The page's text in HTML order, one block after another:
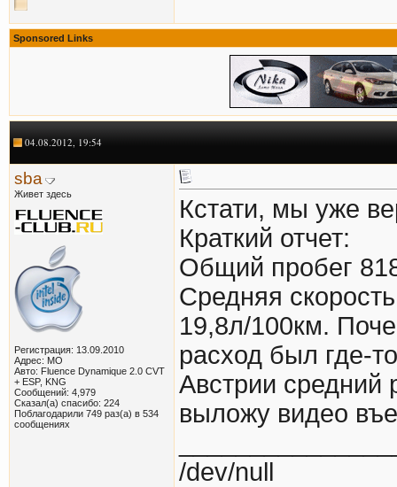
Sponsored Links
04.08.2012, 19:54
sba
Живет здесь
Регистрация: 13.09.2010
Адрес: МО
Авто: Fluence Dynamique 2.0 CVT
+ ESP, KNG
Сообщений: 4,979
Сказал(а) спасибо: 224
Поблагодарили 749 раз(а) в 534
сообщениях
Кстати, мы уже
Краткий отчет:
Общий пробег
Средняя
19,8л/100км.
расход был где-
Австрии средний
выложу видео
/dev/null